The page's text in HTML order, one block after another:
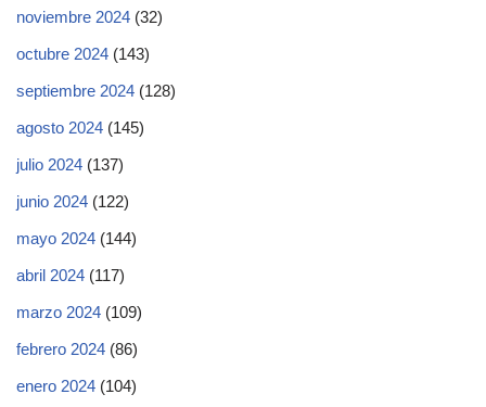
noviembre 2024 (32)
octubre 2024 (143)
septiembre 2024 (128)
agosto 2024 (145)
julio 2024 (137)
junio 2024 (122)
mayo 2024 (144)
abril 2024 (117)
marzo 2024 (109)
febrero 2024 (86)
enero 2024 (104)